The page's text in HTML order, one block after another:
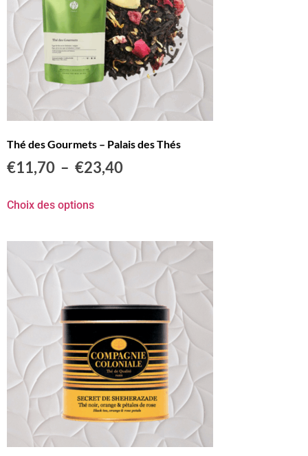
Thé des Gourmets – Palais des Thés
€11,70 – €23,40
Choix des options